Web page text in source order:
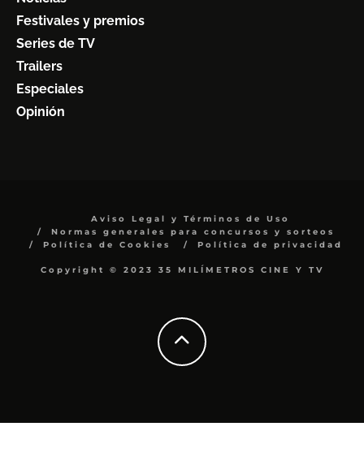
Festivales y premios
Series de TV
Trailers
Especiales
Opinión
Aviso Legal y Términos de Uso
Normas generales para concursos y sorteos
Política de Cookies
Política de privacidad
Copyright © 2023 35 MILÍMETROS CINE Y TV